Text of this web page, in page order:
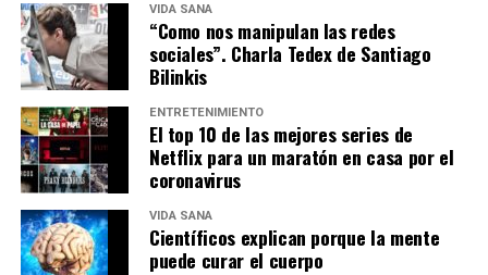
VIDA SANA
“Como nos manipulan las redes
sociales”. Charla Tedex de Santiago
Bilinkis
ENTRETENIMIENTO
El top 10 de las mejores series de
Netflix para un maratón en casa por el
coronavirus
VIDA SANA
Científicos explican porque la mente
puede curar el cuerpo